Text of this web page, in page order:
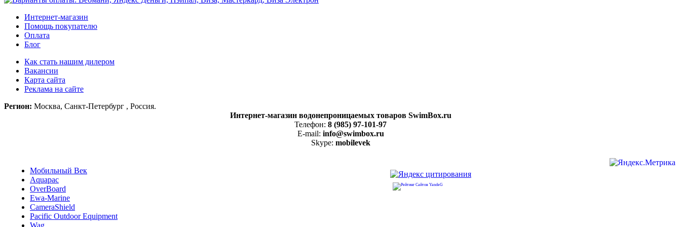
Интернет-магазин
Помощь покупателю
Оплата
Блог
Как стать нашим дилером
Вакансии
Карта сайта
Реклама на сайте
Регион: Москва, Санкт-Петербург , Россия.
Интернет-магазин водонепроницаемых товаров SwimBox.ru
Телефон: 8 (985) 97-101-97
E-mail: info@swimbox.ru
Skype: mobilevek
Мобильный Век
Aquapac
OverBoard
Ewa-Marine
CameraShield
Pacific Outdoor Equipment
Wag